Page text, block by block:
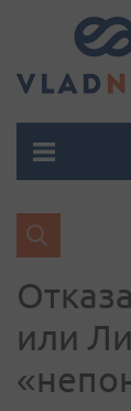
или